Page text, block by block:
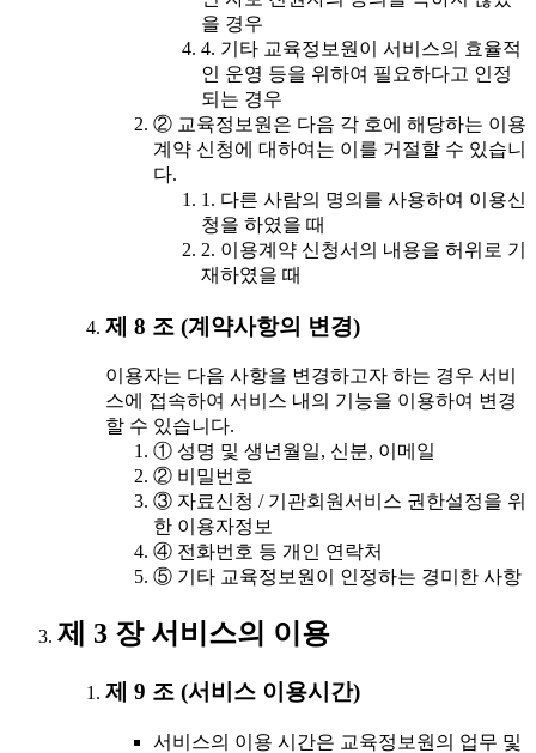
을 경우
4. 기타 교육정보원이 서비스의 효율적
인 운영 등을 위하여 필요하다고 인정
되는 경우
② 교육정보원은 다음 각 호에 해당하는 이용
계약 신청에 대하여는 이를 거절할 수 있습니
다.
1. 다른 사람의 명의를 사용하여 이용신
청을 하였을 때
2. 이용계약 신청서의 내용을 허위로 기
재하였을 때
제 8 조 (계약사항의 변경)
이용자는 다음 사항을 변경하고자 하는 경우 서비
스에 접속하여 서비스 내의 기능을 이용하여 변경
할 수 있습니다.
① 성명 및 생년월일, 신분, 이메일
② 비밀번호
③ 자료신청 / 기관회원서비스 권한설정을 위
한 이용자정보
④ 전화번호 등 개인 연락처
⑤ 기타 교육정보원이 인정하는 경미한 사항
제 3 장 서비스의 이용
제 9 조 (서비스 이용시간)
서비스의 이용 시간은 교육정보원의 업무 및